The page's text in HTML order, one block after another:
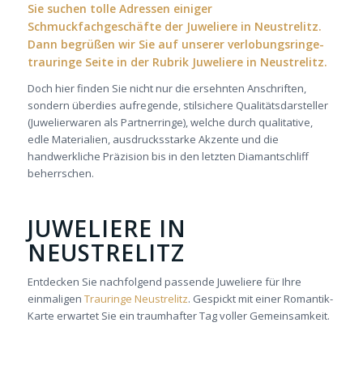
Sie suchen tolle Adressen einiger
Schmuckfachgeschäfte der Juweliere in Neustrelitz.
Dann begrüßen wir Sie auf unserer verlobungsringe-
trauringe Seite in der Rubrik Juweliere in Neustrelitz.
Doch hier finden Sie nicht nur die ersehnten Anschriften,
sondern überdies aufregende, stilsichere Qualitätsdarsteller
(Juwelierwaren als Partnerringe), welche durch qualitative,
edle Materialien, ausdrucksstarke Akzente und die
handwerkliche Präzision bis in den letzten Diamantschliff
beherrschen.
JUWELIERE IN
NEUSTRELITZ
Entdecken Sie nachfolgend passende Juweliere für Ihre
einmaligen Trauringe Neustrelitz. Gespickt mit einer Romantik-
Karte erwartet Sie ein traumhafter Tag voller Gemeinsamkeit.